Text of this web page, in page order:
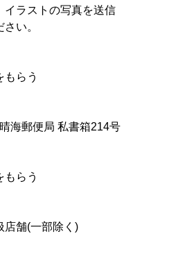
ラストの写真を送信
い。
らう
海郵便局 私書箱214号
らう
店舗(一部除く)